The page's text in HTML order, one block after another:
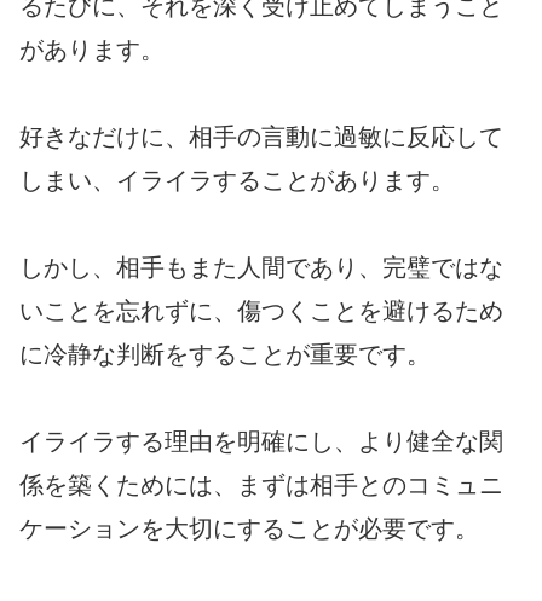
るたびに、それを深く受け止めてしまうこと
があります。
好きなだけに、相手の言動に過敏に反応して
しまい、イライラすることがあります。
しかし、相手もまた人間であり、完璧ではな
いことを忘れずに、傷つくことを避けるため
に冷静な判断をすることが重要です。
イライラする理由を明確にし、より健全な関
係を築くためには、まずは相手とのコミュニ
ケーションを大切にすることが必要です。